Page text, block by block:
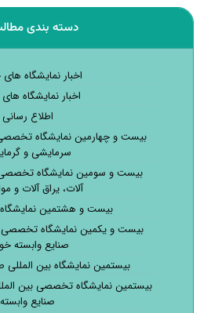
دسته بندی
اخبار نمایشگاه
اخبار نمایشگاه
اطلاع رسانی
بیست و چهارمین نمایشگاه
سرمایشی و
بیست و سومین نمایشگاه
آلات، یراق آلات و
بیست و هشتمین
بیست و یکمین نمایشگاه تخصصی
صنایع وابسته
بیستمین نمایشگاه بین
بیستمین نمایشگاه تخصصی بین
صنایع وابسته